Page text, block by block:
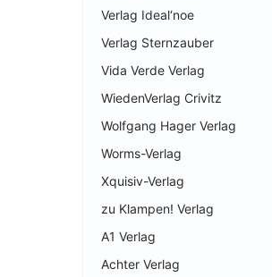
Verlag Ideal‘noe
Verlag Sternzauber
Vida Verde Verlag
WiedenVerlag Crivitz
Wolfgang Hager Verlag
Worms-Verlag
Xquisiv-Verlag
zu Klampen! Verlag
A1 Verlag
Achter Verlag